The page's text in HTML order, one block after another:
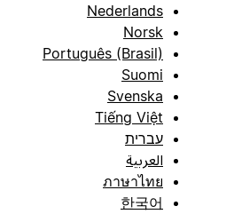
Nederlands
Norsk
Português (Brasil)
Suomi
Svenska
Tiếng Việt
עברית
العربية
ภาษาไทย
한국어